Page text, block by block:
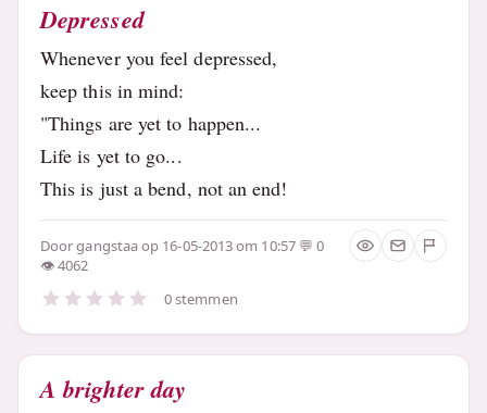
Depressed
Whenever you feel depressed,
keep this in mind:
"Things are yet to happen...
Life is yet to go...
This is just a bend, not an end!
Doorgangstaaop 16-05-2013 om 10:57
0
4062
0 stemmen
A brighter day